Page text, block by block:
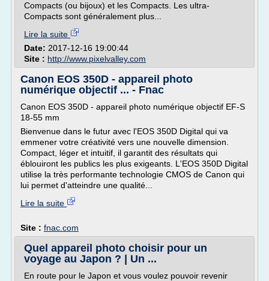
Compacts (ou bijoux) et les Compacts. Les ultra-
Compacts sont généralement plus...
Lire la suite
Date: 2017-12-16 19:00:44
Site : http://www.pixelvalley.com
Canon EOS 350D - appareil photo
numérique objectif ... - Fnac
Canon EOS 350D - appareil photo numérique objectif EF-S
18-55 mm
Bienvenue dans le futur avec l'EOS 350D Digital qui va
emmener votre créativité vers une nouvelle dimension.
Compact, léger et intuitif, il garantit des résultats qui
éblouiront les publics les plus exigeants. L'EOS 350D Digital
utilise la très performante technologie CMOS de Canon qui
lui permet d'atteindre une qualité...
Lire la suite
Site : fnac.com
Quel appareil photo choisir pour un
voyage au Japon ? | Un ...
En route pour le Japon et vous voulez pouvoir revenir